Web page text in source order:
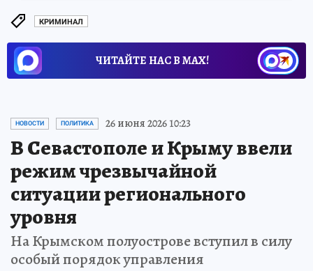
КРИМИНАЛ
ЧИТАЙТЕ НАС В МАХ!
НОВОСТИ ПОЛИТИКА 26 июня 2026 10:23
В Севастополе и Крыму ввели
режим чрезвычайной
ситуации регионального
уровня
На Крымском полуострове вступил в силу
особый порядок управления